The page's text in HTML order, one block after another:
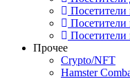
Посетители
Посетители
Прочее
Crypto/NFT
Hamster